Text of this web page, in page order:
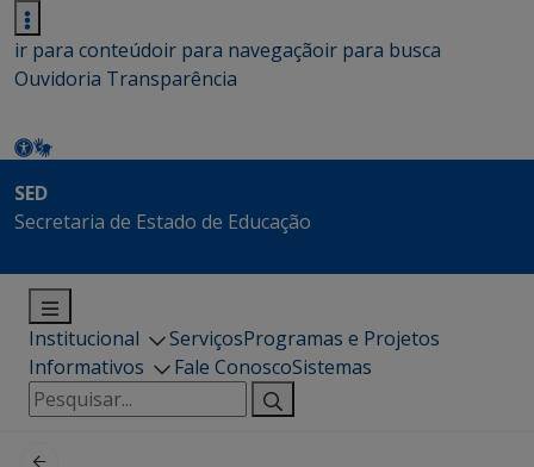
ir para conteúdoir para navegaçãoir para busca
Ouvidoria Transparência
SED
Secretaria de Estado de Educação
Institucional ServiçosProgramas e Projetos
Informativos
Fale ConoscoSistemas
Pesquisar
por: